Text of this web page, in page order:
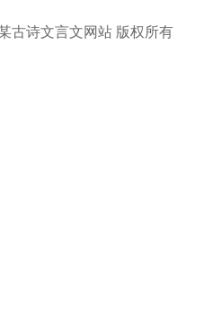
古诗文言文网站 版权所有